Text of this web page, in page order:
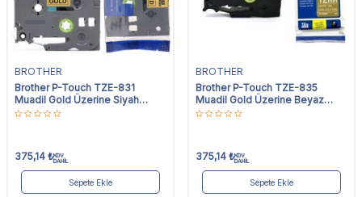
BROTHER
Brother P-Touch TZE-831
Muadil Gold Üzerine Siyah
Etiket 12mm x 8m
375,14 ₺KDV
DAHİL
Sepete Ekle
BROTHER
Brother P-Touch TZE-835
Muadil Gold Üzerine Beyaz
Etiket 12mm x 8m
375,14 ₺KDV
DAHİL
Sepete Ekle